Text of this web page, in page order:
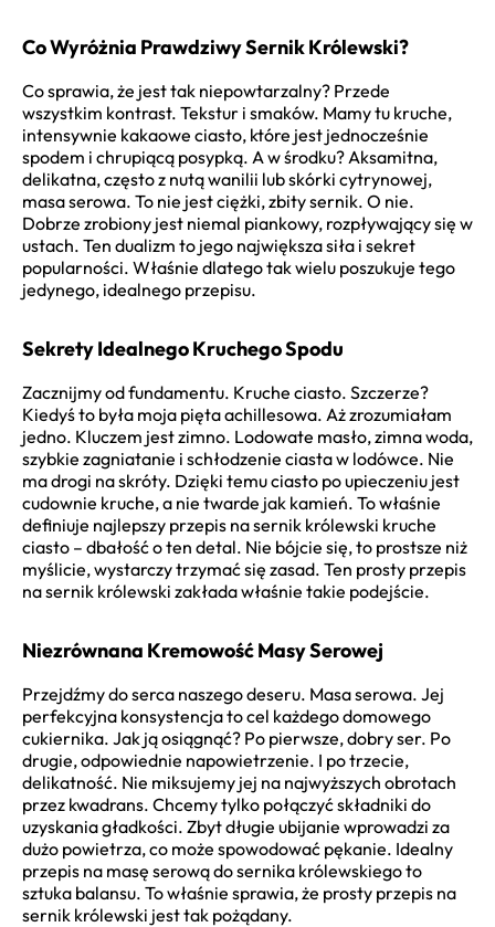
Co Wyróżnia Prawdziwy Sernik Królewski?
Co sprawia, że jest tak niepowtarzalny? Przede
wszystkim kontrast. Tekstur i smaków. Mamy tu kruche,
intensywnie kakaowe ciasto, które jest jednocześnie
spodem i chrupiącą posypką. A w środku? Aksamitna,
delikatna, często z nutą wanilii lub skórki cytrynowej,
masa serowa. To nie jest ciężki, zbity sernik. O nie.
Dobrze zrobiony jest niemal piankowy, rozpływający się w
ustach. Ten dualizm to jego największa siła i sekret
popularności. Właśnie dlatego tak wielu poszukuje tego
jedynego, idealnego przepisu.
Sekrety Idealnego Kruchego Spodu
Zacznijmy od fundamentu. Kruche ciasto. Szczerze?
Kiedyś to była moja pięta achillesowa. Aż zrozumiałam
jedno. Kluczem jest zimno. Lodowate masło, zimna woda,
szybkie zagniatanie i schłodzenie ciasta w lodówce. Nie
ma drogi na skróty. Dzięki temu ciasto po upieczeniu jest
cudownie kruche, a nie twarde jak kamień. To właśnie
definiuje najlepszy przepis na sernik królewski kruche
ciasto – dbałość o ten detal. Nie bójcie się, to prostsze niż
myślicie, wystarczy trzymać się zasad. Ten prosty przepis
na sernik królewski zakłada właśnie takie podejście.
Niezrównana Kremowość Masy Serowej
Przejdźmy do serca naszego deseru. Masa serowa. Jej
perfekcyjna konsystencja to cel każdego domowego
cukiernika. Jak ją osiągnąć? Po pierwsze, dobry ser. Po
drugie, odpowiednie napowietrzenie. I po trzecie,
delikatność. Nie miksujemy jej na najwyższych obrotach
przez kwadrans. Chcemy tylko połączyć składniki do
uzyskania gładkości. Zbyt długie ubijanie wprowadzi za
dużo powietrza, co może spowodować pękanie. Idealny
przepis na masę serową do sernika królewskiego to
sztuka balansu. To właśnie sprawia, że prosty przepis na
sernik królewski jest tak pożądany.